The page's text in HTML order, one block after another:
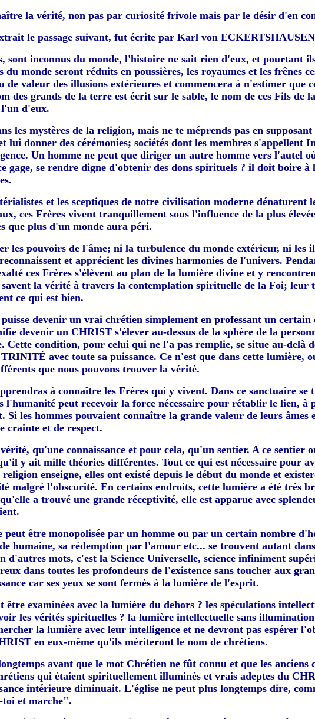
la vérité, non pas par curiosité frivole mais par le désir d'en
le passage suivant, fut écrite par Karl von
sont inconnus du monde, l'histoire ne sait rien d'eux, et pourtant
monde seront réduits en poussières, les royaumes et les frênes
de valeur des illusions extérieures et commencera à n'estimer que
des grands de la terre est écrit sur le sable, le nom de ces Fils
d'eux.
les mystères de la religion, mais ne te méprends pas en
lui donner des cérémonies; sociétés dont les membres
Un homme ne peut que diriger un autre homme vers l'autel
gage, se rendre digne d'obtenir des dons spirituels ? il doit boire
et les sceptiques de notre civilisation moderne
ces Frères vivent tranquillement sous l'influence de la plus
que plus d'un monde aura péri.
les pouvoirs de l'âme; ni la turbulence du monde extérieur, ni les
et apprécient les divines harmonies de l'univers.
ces Frères s'élèvent au plan de la lumière divine et y
savent la vérité à travers la contemplation spirituelle de la Foi;
ce qui est bien.
devenir un vrai chrétien simplement en professant un
devenir un CHRIST s'élever au-dessus de la sphère de la
Cette condition, pour celui qui ne l'a pas remplie, se situe au-delà
avec toute sa puissance. Ce n'est que dans cette lumière,
que nous pouvons trouver la vérité.
à connaître les Frères qui y vivent. Dans ce sanctuaire se
l'humanité peut recevoir la force nécessaire pour rétablir le lien, à
les hommes pouvaient connaître la grande valeur de leurs
crainte et de respect.
qu'une connaissance et pour cela, qu'un sentier. A ce sentier
y ait mille théories différentes. Tout ce qui est nécessaire pour
enseigne, elles ont existé depuis le début du monde et
malgré l'obscurité. En certains endroits, cette lumière a été très
a trouvé une grande réceptivité, elle est apparue avec
peut être monopolisée par un homme ou par un certain nombre
humaine, sa rédemption par l'amour etc... se trouvent autant
d'autres mots, c'est la Science Universelle, science infiniment
dans toutes les profondeurs de l'existence sans toucher aux
car ses yeux se sont fermés à la lumière de l'esprit.
être examinées avec la lumière du dehors ? les spéculations
les vérités spirituelles ? la lumière intellectuelle sans
la lumière avec leur intelligence et ne devront pas espérer
en eux-même qu'ils mériteront le nom de chrétiens.
avant que le mot Chrétien ne fût connu et que les
qui étaient spirituellement illuminés et vrais adeptes du
intérieure diminuait. L'église ne peut plus longtemps dire,
toi et marche".